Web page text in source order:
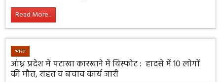
Read More...
भारत
आंध्र प्रदेश में पटाखा कारखाने में विस्फोट : हादसे में 10 लोगों
की मौत, राहत व बचाव कार्य जारी